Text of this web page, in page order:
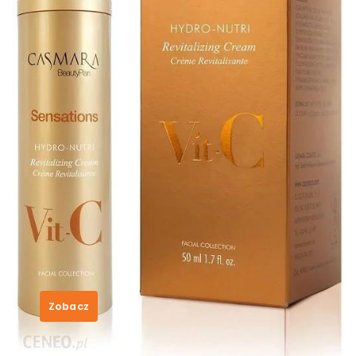
Casmara Sensations Hydro-Nutri
Revitalizing Cream Vit C
rewitalizujący krem do twarzy
50ml
257,00
Zobacz
SKU:dd0f159d2148